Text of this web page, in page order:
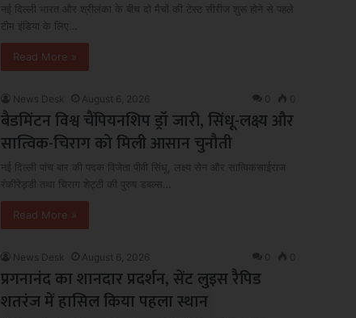
नई दिल्ली भारत और श्रीलंका के बीच दो मैचों की टेस्ट सीरीज शुरू होने से पहले
टीम इंडिया के लिए…
Read More »
News Desk August 6, 2026 0 0
बैडमिंटन विश्व चैंपियनशिप ड्रॉ जारी, सिंधू-लक्ष्य और
सात्विक-चिराग को मिली आसान चुनौती
नई दिल्ली पांच बार की पदक विजेता पीवी सिंधू, लक्ष्य सेन और सात्विकसाईराज
रंकीरेड्डी तथा चिराग शेट्टी की पुरुष डबल्स…
Read More »
News Desk August 6, 2026 0 0
प्रगनानंद का शानदार प्रदर्शन, सेंट लुइस रैपिड
शतरंज में हासिल किया पहला स्थान